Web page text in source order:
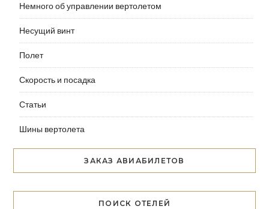
Немного об управлении вертолетом
Несущий винт
Полет
Скорость и посадка
Статьи
Шины вертолета
ЗАКАЗ АВИАБИЛЕТОВ
ПОИСК ОТЕЛЕЙ